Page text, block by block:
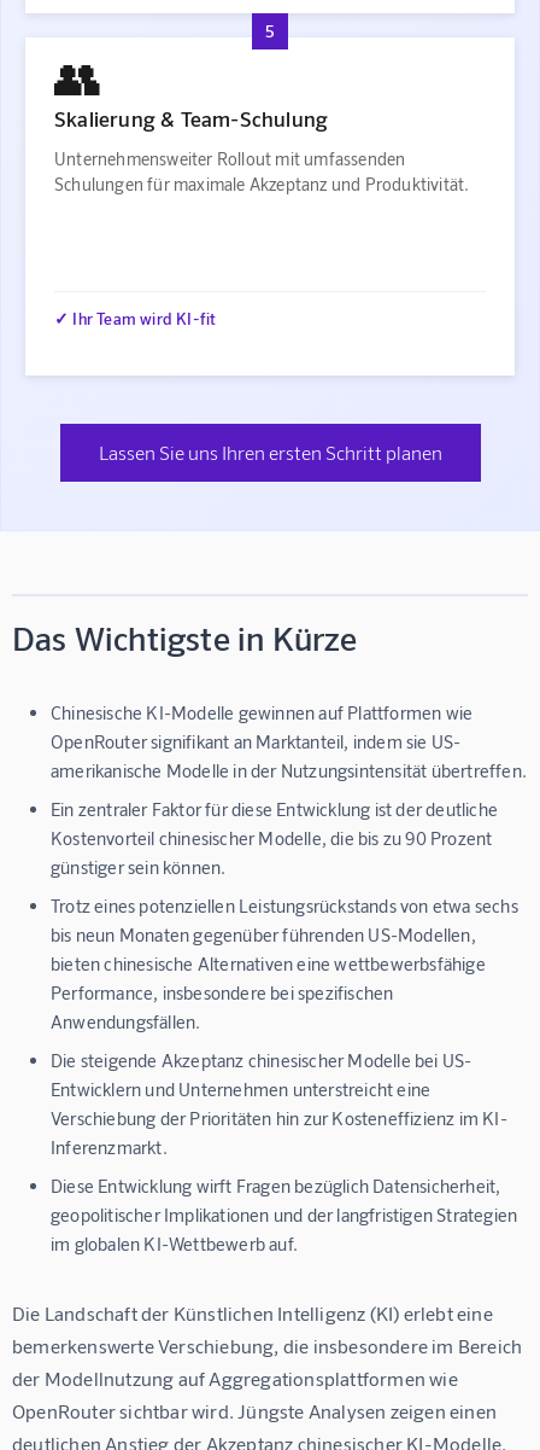
5
👥
Skalierung & Team-Schulung
Unternehmensweiter Rollout mit umfassenden
Schulungen für maximale Akzeptanz und Produktivität.
✓ Ihr Team wird KI-fit
Lassen Sie uns Ihren ersten Schritt planen
Das Wichtigste in Kürze
Chinesische KI-Modelle gewinnen auf Plattformen wie
OpenRouter signifikant an Marktanteil, indem sie US-
amerikanische Modelle in der Nutzungsintensität übertreffen.
Ein zentraler Faktor für diese Entwicklung ist der deutliche
Kostenvorteil chinesischer Modelle, die bis zu 90 Prozent
günstiger sein können.
Trotz eines potenziellen Leistungsrückstands von etwa sechs
bis neun Monaten gegenüber führenden US-Modellen,
bieten chinesische Alternativen eine wettbewerbsfähige
Performance, insbesondere bei spezifischen
Anwendungsfällen.
Die steigende Akzeptanz chinesischer Modelle bei US-
Entwicklern und Unternehmen unterstreicht eine
Verschiebung der Prioritäten hin zur Kosteneffizienz im KI-
Inferenzmarkt.
Diese Entwicklung wirft Fragen bezüglich Datensicherheit,
geopolitischer Implikationen und der langfristigen Strategien
im globalen KI-Wettbewerb auf.
Die Landschaft der Künstlichen Intelligenz (KI) erlebt eine
bemerkenswerte Verschiebung, die insbesondere im Bereich
der Modellnutzung auf Aggregationsplattformen wie
OpenRouter sichtbar wird. Jüngste Analysen zeigen einen
deutlichen Anstieg der Akzeptanz chinesischer KI-Modelle,